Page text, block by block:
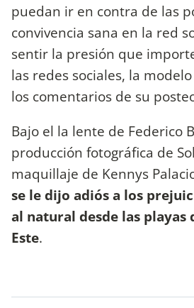
puedan ir en contra de las
convivencia sana en la red
sentir la presión que
las redes sociales, la
los comentarios de su
Bajo el la lente de Federico
producción fotográfica de
maquillaje de Kennys
se le dijo adiós a los
al natural desde las playas
Este.